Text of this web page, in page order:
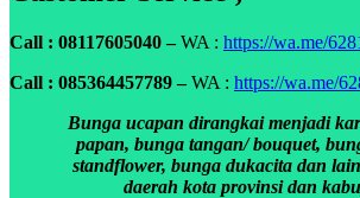
Call : 08117605040 –WA : https://wa.me/
Call : 085364457789 –WA : https://wa.me/
Bunga ucapan dirangkai menjadi
papan, bunga tangan/ bouquet,
standflower, bunga dukacita dan
daerah kota provinsi dan